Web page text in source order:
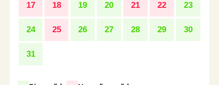
17 18 19 20 21 22 23
24 25 26 27 28 29 30
31